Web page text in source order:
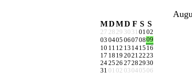
MDMD F S S
27 28 29 30 31 0102
03 0405 06070809
10 11 12 13 1415 16
17 18 19 20212223
242526 27282930
31 01 02 03 04 05 06